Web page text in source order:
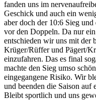
fanden uns im
Geschick und auch ein
aber doch der 10:6 Sieg
vor den Doppeln. Da nur
entschieden wir uns mit der
Krüger/Rüffer und Pägert/
einzufahren. Das es final
machte den Sieg umso
eingegangene Risiko. Wir
und beenden die Saison auf
Bleibt sportlich und uns